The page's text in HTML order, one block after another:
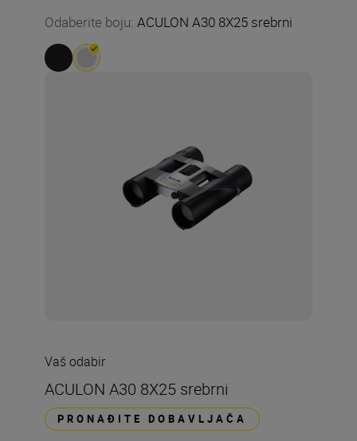
Odaberite boju: ACULON A30 8X25 srebrni
Vaš odabir
ACULON A30 8X25 srebrni
PRONAĐITE DOBAVLJAČA